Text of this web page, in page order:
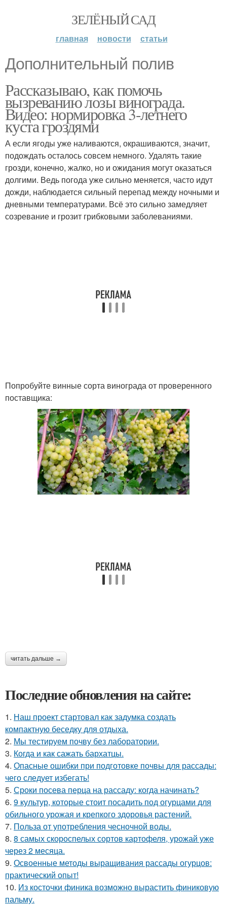
ЗЕЛЁНЫЙ САД
главная новости статьи
Дополнительный полив
Рассказываю, как помочь
вызреванию лозы винограда.
Видео: нормировка 3-летнего
куста гроздями
А если ягоды уже наливаются, окрашиваются, значит,
подождать осталось совсем немного. Удалять такие
грозди, конечно, жалко, но и ожидания могут оказаться
долгими. Ведь погода уже сильно меняется, часто идут
дожди, наблюдается сильный перепад между ночными и
дневными температурами. Всё это сильно замедляет
созревание и грозит грибковыми заболеваниями.
Попробуйте винные сорта винограда от проверенного
поставщика:
читать дальше →
Последние обновления на сайте:
1. Наш проект стартовал как задумка создать
компактную беседку для отдыха.
2. Мы тестируем почву без лаборатории.
3. Когда и как сажать бархатцы.
4. Опасные ошибки при подготовке почвы для рассады:
чего следует избегать!
5. Сроки посева перца на рассаду: когда начинать?
6. 9 культур, которые стоит посадить под огурцами для
обильного урожая и крепкого здоровья растений.
7. Польза от употребления чесночной воды.
8. 8 самых скороспелых сортов картофеля, урожай уже
через 2 месяца.
9. Освоенные методы выращивания рассады огурцов:
практический опыт!
10. Из косточки финика возможно вырастить финиковую
пальму.